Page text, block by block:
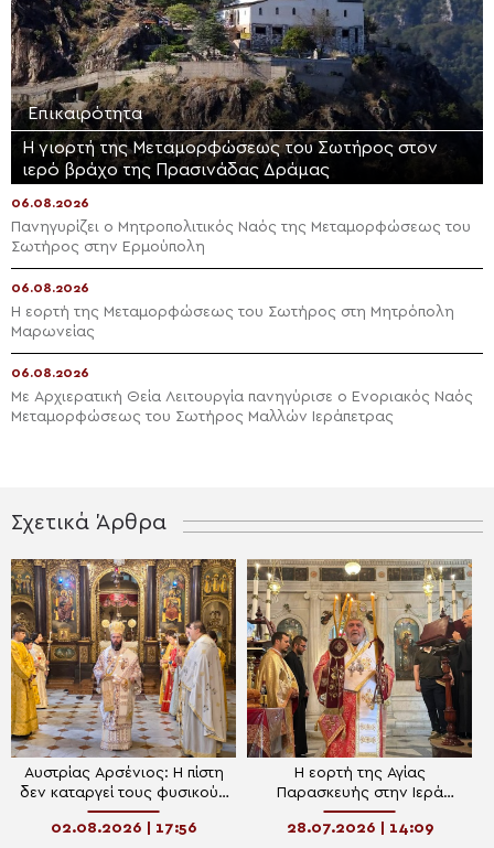
Επικαιρότητα
Η γιορτή της Μεταμορφώσεως του Σωτήρος στον
ιερό βράχο της Πρασινάδας Δράμας
06.08.2026
Πανηγυρίζει ο Μητροπολιτικός Ναός της Μεταμορφώσεως του
Σωτήρος στην Ερμούπολη
06.08.2026
Η εορτή της Μεταμορφώσεως του Σωτήρος στη Μητρόπολη
Μαρωνείας
06.08.2026
Με Αρχιερατική Θεία Λειτουργία πανηγύρισε ο Ενοριακός Ναός
Μεταμορφώσεως του Σωτήρος Μαλλών Ιεράπετρας
Σχετικά Άρθρα
Αυστρίας Αρσένιος: Η πίστη
δεν καταργεί τους φυσικούς
νόμους, αλλά εισάγει τον
άνθρωπο στην ενέργεια του
02.08.2026 | 17:56
Η εορτή της Αγίας
Παρασκευής στην Ιερά
Μητρόπολη Δέρκων
28.07.2026 | 14:09